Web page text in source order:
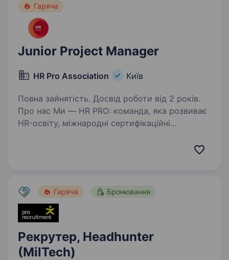
Гаряча
Junior Project Manager
HR Pro Association Київ
Повна зайнятість. Досвід роботи від 2 років.
Про нас Ми — HR PRO: команда, яка розвиває
HR-освіту, міжнародні сертифікаційні
Гаряча Бронювання
Рекрутер, Headhunter
(MilTech)